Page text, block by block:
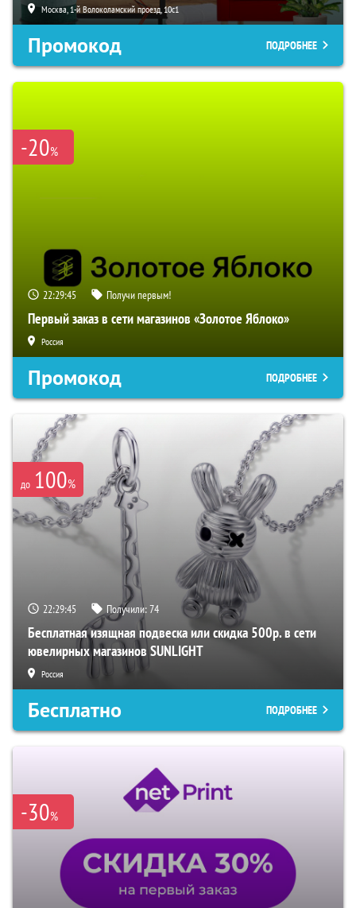
Москва, 1-й Волоколамский проезд, 10с1
Промокод ПОДРОБНЕЕ
-20%
22:29:44 Получи первым!
Первый заказ в сети магазинов «Золотое Яблоко»
Россия
Промокод ПОДРОБНЕЕ
до 100%
22:29:44 Получили:74
Бесплатная изящная подвеска или скидка 500р. в сети
ювелирных магазинов SUNLIGHT
Россия
Бесплатно ПОДРОБНЕЕ
-30%